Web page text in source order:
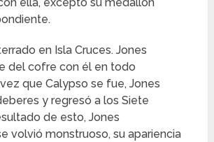
ella, excepto su medallón
en Isla Cruces. Jones
del cofre con él en todo
que Calypso se fue, Jones
y regresó a los Siete
de esto, Jones
volvió monstruoso, su apariencia